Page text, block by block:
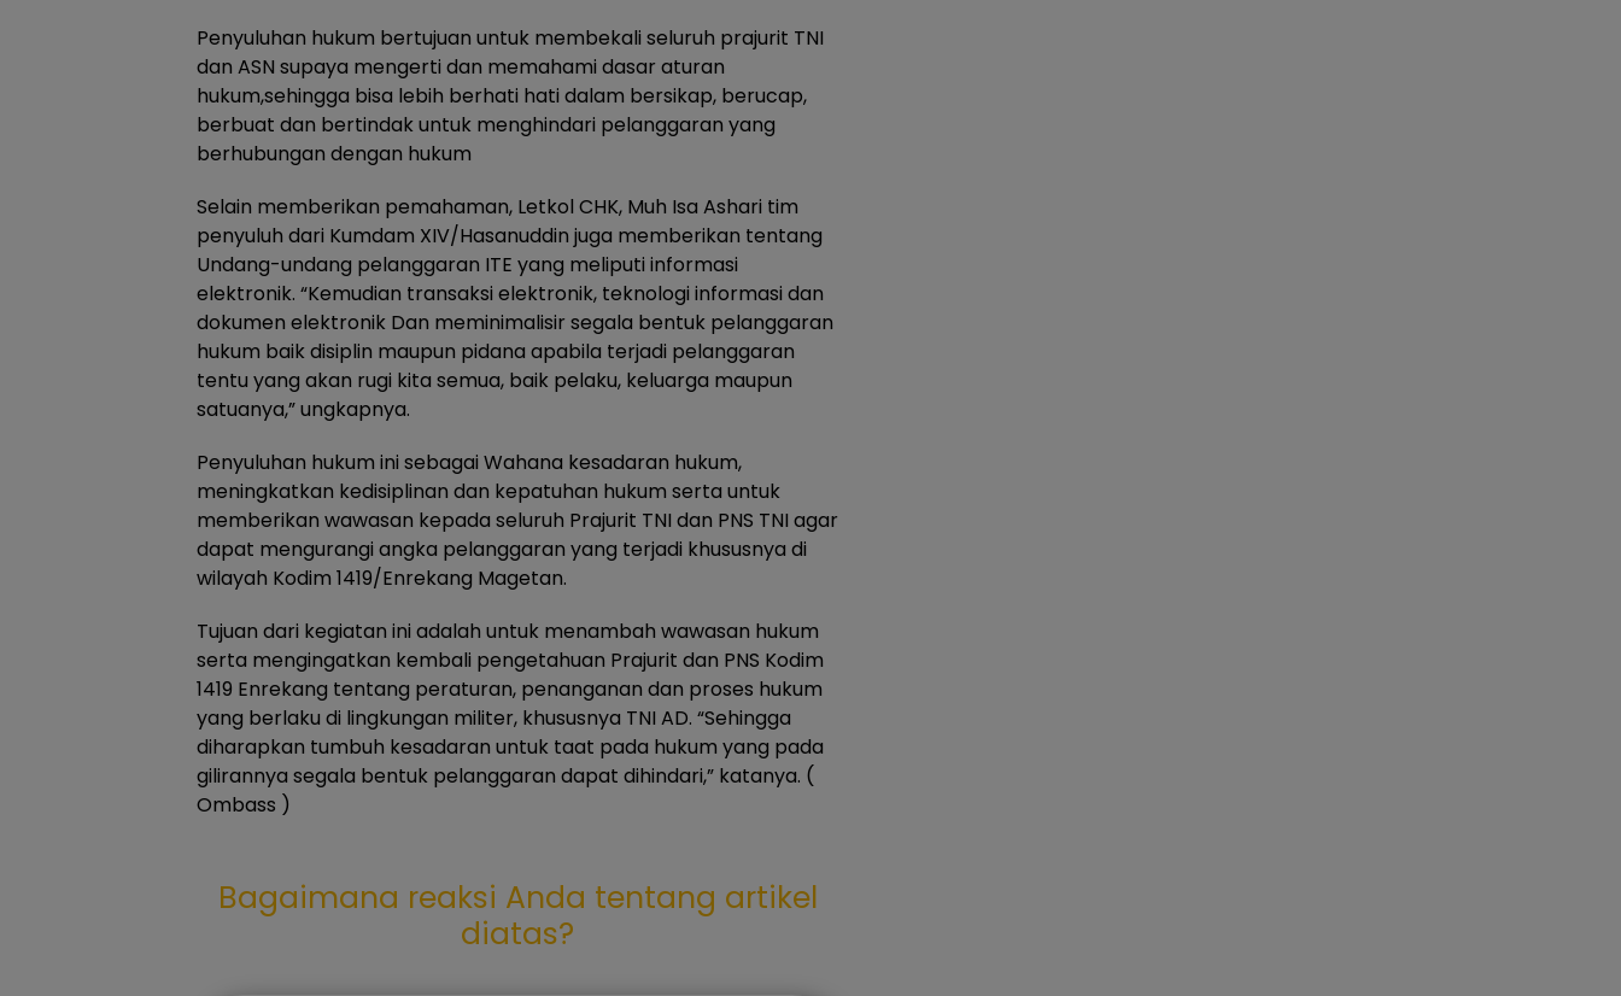
Penyuluhan hukum bertujuan untuk membekali seluruh prajurit TNI
dan ASN supaya mengerti dan memahami dasar aturan
hukum,sehingga bisa lebih berhati hati dalam bersikap, berucap,
berbuat dan bertindak untuk menghindari pelanggaran yang
berhubungan dengan hukum
Selain memberikan pemahaman, Letkol CHK, Muh Isa Ashari tim
penyuluh dari Kumdam XIV/Hasanuddin juga memberikan tentang
Undang-undang pelanggaran ITE yang meliputi informasi
elektronik. “Kemudian transaksi elektronik, teknologi informasi dan
dokumen elektronik Dan meminimalisir segala bentuk pelanggaran
hukum baik disiplin maupun pidana apabila terjadi pelanggaran
tentu yang akan rugi kita semua, baik pelaku, keluarga maupun
satuanya,” ungkapnya.
Penyuluhan hukum ini sebagai Wahana kesadaran hukum,
meningkatkan kedisiplinan dan kepatuhan hukum serta untuk
memberikan wawasan kepada seluruh Prajurit TNI dan PNS TNI agar
dapat mengurangi angka pelanggaran yang terjadi khususnya di
wilayah Kodim 1419/Enrekang Magetan.
Tujuan dari kegiatan ini adalah untuk menambah wawasan hukum
serta mengingatkan kembali pengetahuan Prajurit dan PNS Kodim
1419 Enrekang tentang peraturan, penanganan dan proses hukum
yang berlaku di lingkungan militer, khususnya TNI AD. “Sehingga
diharapkan tumbuh kesadaran untuk taat pada hukum yang pada
gilirannya segala bentuk pelanggaran dapat dihindari,” katanya. (
Ombass )
Bagaimana reaksi Anda tentang artikel
diatas?